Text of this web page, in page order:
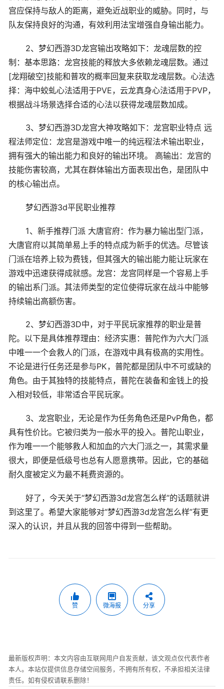
宫应保持与敌人的距离，避免近战职业的威胁。同时，与
队友保持良好的沟通，有效利用法宝增强自身输出能力。
2、梦幻西游3D龙宫输出攻略如下：龙魂层数的控
制：基本思路：龙宫技能的释放大多依赖龙魂层数。通过
[龙翔破空]技能和普攻的概率回复来获取龙魂层数。心法选
择：海中蛟虬心法适用于PVE，云龙真身心法适用于PVP，
根据战斗场景选择合适的心法以获得龙魂层数加成。
3、梦幻西游3D龙宫大神攻略如下：龙宫职业特点 远
程法师定位：龙宫是游戏中唯一的纯远程法术输出职业，
拥有强大的输出能力和良好的输出环境。 高输出：龙宫的
技能伤害较高，尤其在群体输出方面表现出色，是团队中
的核心输出点。
梦幻西游3d平民职业推荐
1、新手推荐门派 大唐官府：作为暴力输出型门派，
大唐官府以其简单易上手的特点成为新手的优选。尽管该
门派在培养上较为费钱，但其强大的输出能力能让玩家在
游戏中迅速获得成就感。龙宫：龙宫同样是一个容易上手
的输出系门派。其法师类型的定位使得玩家在战斗中能够
持续输出高额伤害。
2、梦幻西游3D中，对于平民玩家推荐的职业是普
陀。以下是具体推荐理由：经济实惠：普陀作为六大门派
中唯一一个会救人的门派，在游戏中具有极高的实用性。
不论是进行任务还是参与PK，普陀都是团队中不可或缺的
角色。由于其独特的技能特点，普陀在装备和金钱上的投
入相对较低，非常适合平民玩家。
3、龙宫职业，无论是作为任务角色还是PvP角色，都
具有性价比。它被归类为一般水平的投入。普陀山职业，
作为唯一一个能够救人和加血的六大门派之一，其需求量
很大，即便是低级号也总有人愿意携带。因此，它的基础
耐久度被定义为最不耗费资源的。
好了，今天关于“梦幻西游3d龙宫怎么样”的话题就讲
到这里了。希望大家能够对“梦幻西游3d龙宫怎么样”有更
深入的认识，并且从我的回答中得到一些帮助。
赞 微海报 分享
最新版权声明：本文内容由互联网用户自发贡献，该文观点仅代表作者
本人。本站仅提供信息存储空间服务，不拥有所有权，不承担相关法律
责任。如有侵权请联系删除！